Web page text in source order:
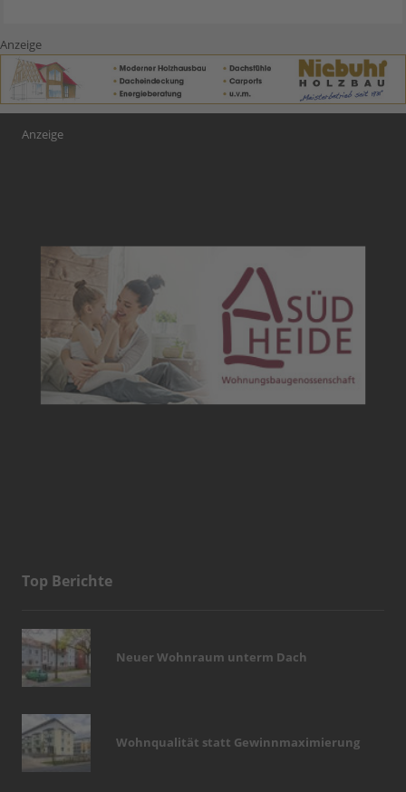
Anzeige
Anzeige
Top Berichte
Neuer Wohnraum unterm Dach
Wohnqualität statt Gewinnmaximierung